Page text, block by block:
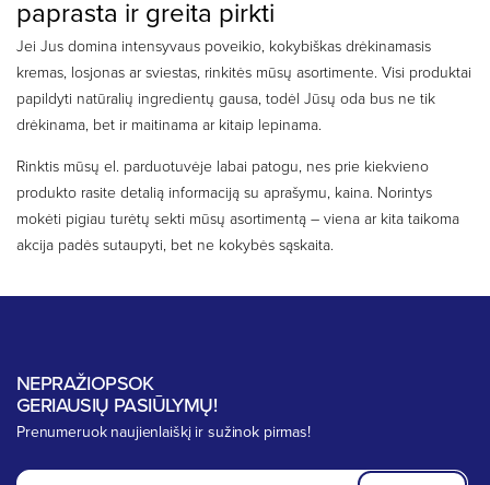
paprasta ir greita pirkti
Jei Jus domina intensyvaus poveikio, kokybiškas drėkinamasis
kremas, losjonas ar sviestas, rinkitės mūsų asortimente. Visi produktai
papildyti natūralių ingredientų gausa, todėl Jūsų oda bus ne tik
drėkinama, bet ir maitinama ar kitaip lepinama.
Rinktis mūsų el. parduotuvėje labai patogu, nes prie kiekvieno
produkto rasite detalią informaciją su aprašymu, kaina. Norintys
mokėti pigiau turėtų sekti mūsų asortimentą – viena ar kita taikoma
akcija padės sutaupyti, bet ne kokybės sąskaita.
NEPRAŽIOPSOK
GERIAUSIŲ PASIŪLYMŲ!
Prenumeruok naujienlaiškį ir sužinok pirmas!